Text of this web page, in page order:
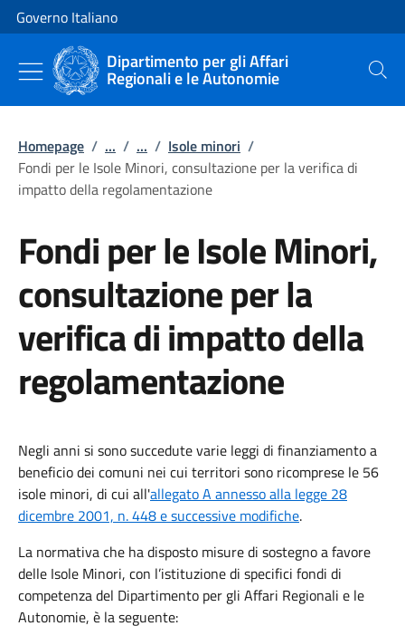
Vai al contenuto
Vai alla navigazione del sito
Governo Italiano
Dipartimento per gli Affari
Regionali e le Autonomie Cerca
Homepage / ... / ... / Isole minori /
Fondi per le Isole Minori, consultazione per la verifica di
impatto della regolamentazione
Fondi per le Isole Minori,
consultazione per la
verifica di impatto della
regolamentazione
Negli anni si sono succedute varie leggi di finanziamento a
beneficio dei comuni nei cui territori sono ricomprese le 56
isole minori, di cui all'allegato A annesso alla legge 28
dicembre 2001, n. 448 e successive modifiche.
La normativa che ha disposto misure di sostegno a favore
delle Isole Minori, con l’istituzione di specifici fondi di
competenza del Dipartimento per gli Affari Regionali e le
Autonomie, è la seguente: